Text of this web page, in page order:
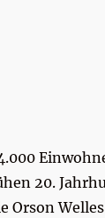
20.
Orson